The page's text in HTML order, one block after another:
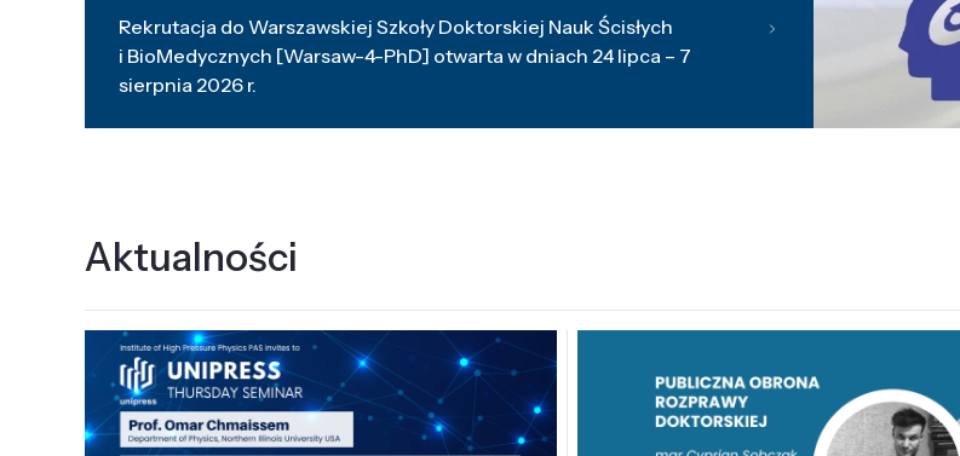
Rekrutacja do Warszawskiej Szkoły Doktorskiej Nauk Ścisłych
i BioMedycznych [Warsaw-4-PhD] otwarta w dniach 24 lipca – 7
sierpnia 2026 r.
Aktualności